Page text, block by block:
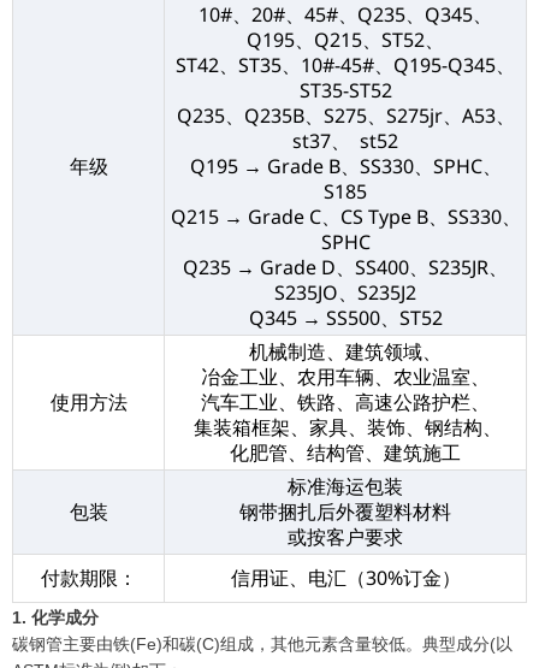
年级
10#、20#、45#、Q235、Q345、
Q195、Q215、ST52、
ST42、ST35、10#-45#、Q195-Q345、
ST35-ST52
Q235、Q235B、S275、S275jr、A53、
st37、 st52
Q195 → Grade B、SS330、SPHC、
S185
Q215 → Grade C、CS Type B、SS330、
SPHC
Q235 → Grade D、SS400、S235JR、
S235JO、S235J2
Q345 → SS500、ST52
使用方法
机械制造、建筑领域、
冶金工业、农用车辆、农业温室、
汽车工业、铁路、高速公路护栏、
集装箱框架、家具、装饰、钢结构、
化肥管、结构管、建筑施工
包装
标准海运包装
钢带捆扎后外覆塑料材料
或按客户要求
付款期限：
信用证、电汇（30%订金）
1. 化学成分
碳钢管主要由铁(Fe)和碳(C)组成，其他元素含量较低。典型成分(以